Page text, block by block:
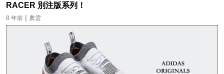
RACER 別注版系列！
8 年前 | 奧雲